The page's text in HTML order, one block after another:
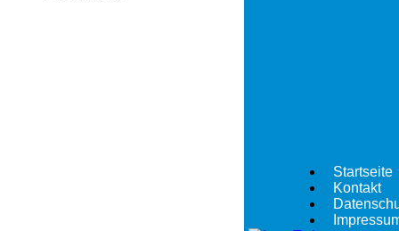
Startseite
Kontakt